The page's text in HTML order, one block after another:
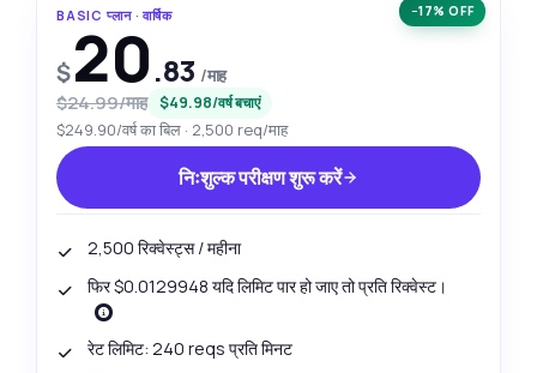
−17% OFF
BASIC प्लान · वार्षिक
$20.83 /माह
$24.99/माह $49.98/वर्ष बचाएं
$249.90/वर्ष का बिल · 2,500 req/माह
निःशुल्क परीक्षण शुरू करें
2,500 रिक्वेस्ट्स / महीना
फिर $0.0129948 यदि लिमिट पार हो जाए तो प्रति रिक्वेस्ट।
रेट लिमिट: 240 reqs प्रति मिनट